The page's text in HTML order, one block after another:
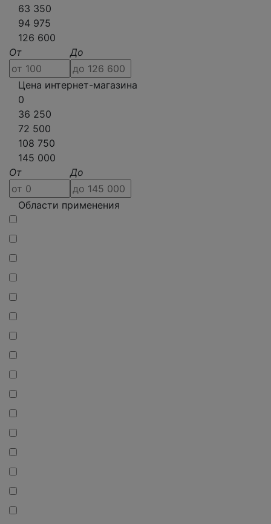
63 350
94 975
126 600
От
До
Цена интернет-магазина
0
36 250
72 500
108 750
145 000
От
До
Области применения